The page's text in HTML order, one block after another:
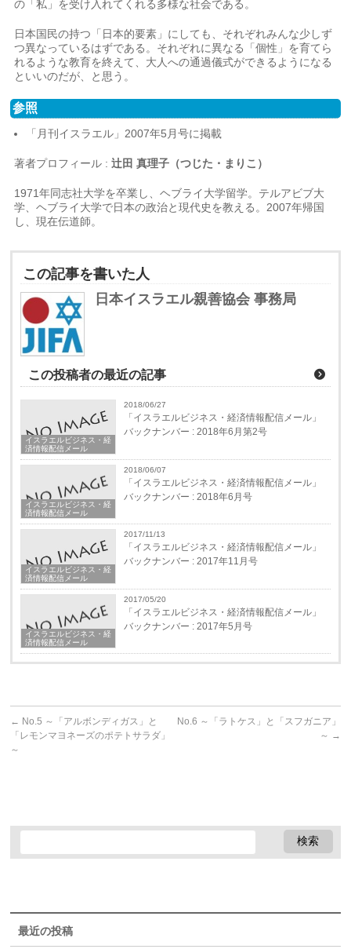
の「私」を受け入れてくれる多様な社会である。
日本国民の持つ「日本的要素」にしても、それぞれみんな少しず
つ異なっているはずである。それぞれに異なる「個性」を育てら
れるような教育を終えて、大人への通過儀式ができるようになる
といいのだが、と思う。
参照
「月刊イスラエル」2007年5月号に掲載
著者プロフィール :辻田 真理子（つじた・まりこ）
1971年同志社大学を卒業し、ヘブライ大学留学。テルアビブ大
学、ヘブライ大学で日本の政治と現代史を教える。2007年帰国
し、現在伝道師。
この記事を書いた人
日本イスラエル親善協会 事務局
この投稿者の最近の記事
イスラエルビジネス・経
済情報配信メール
2018/06/27
「イスラエルビジネス・経済情報配信メール」
バックナンバー : 2018年6月第2号
イスラエルビジネス・経
済情報配信メール
2018/06/07
「イスラエルビジネス・経済情報配信メール」
バックナンバー : 2018年6月号
イスラエルビジネス・経
済情報配信メール
2017/11/13
「イスラエルビジネス・経済情報配信メール」
バックナンバー : 2017年11月号
イスラエルビジネス・経
済情報配信メール
2017/05/20
「イスラエルビジネス・経済情報配信メール」
バックナンバー : 2017年5月号
← No.5 ～「アルボンディガス」と
「レモンマヨネーズのポテトサラダ」
～
No.6 ～「ラトケス」と「スフガニア」
～ →
最近の投稿